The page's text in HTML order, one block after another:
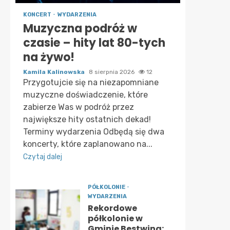
KONCERT WYDARZENIA
Muzyczna podróż w
czasie – hity lat 80-tych
na żywo!
Kamila Kalinowska 8 sierpnia 2026 12
Przygotujcie się na niezapomniane
muzyczne doświadczenie, które
zabierze Was w podróż przez
największe hity ostatnich dekad!
Terminy wydarzenia Odbędą się dwa
koncerty, które zaplanowano na...
Czytaj dalej
PÓŁKOLONIE
WYDARZENIA
Rekordowe
półkolonie w